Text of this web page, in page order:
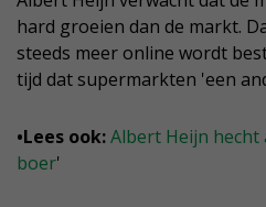
hard groeien dan de markt.
steeds meer online wordt
tijd dat supermarkten 'een
•Lees ook:Albert Heijn hecht
boer'